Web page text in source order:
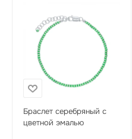
Браслет серебряный с
цветной эмалью